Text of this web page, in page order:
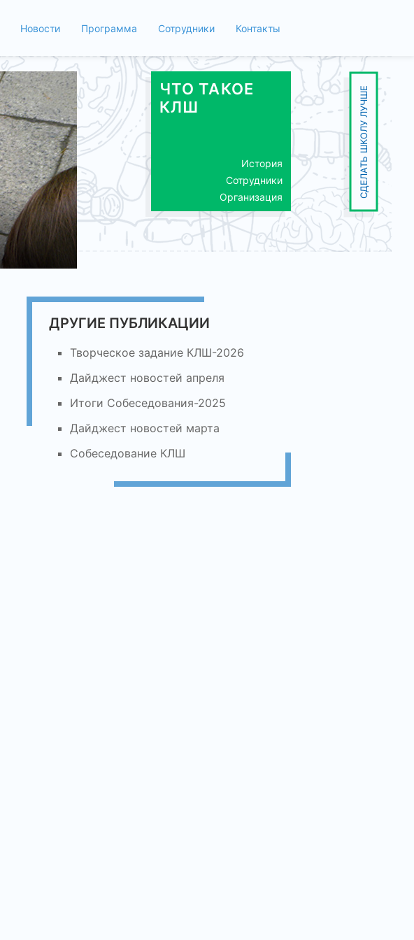
Новости Программа Сотрудники Контакты
СДЕЛАТЬ ШКОЛУ ЛУЧШЕ
ЧТО ТАКОЕ
КЛШ
История
Сотрудники
Организация
ДРУГИЕ ПУБЛИКАЦИИ
Творческое задание КЛШ-2026
Дайджест новостей апреля
Итоги Собеседования-2025
Дайджест новостей марта
Собеседование КЛШ